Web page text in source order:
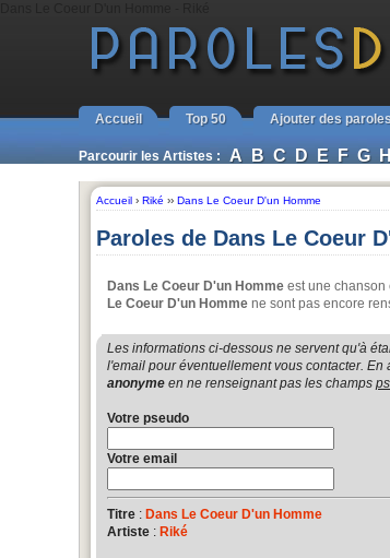
Accueil Top 50 Ajouter des
Parcourir les Artistes : A B C D E F G
Accueil › Riké ›› Dans Le Coeur D'un Homme
Paroles de Dans Le Coeur
Dans Le Coeur D'un Homme est une chanson
Le Coeur D'un Homme ne sont pas encore
Les informations ci-dessous ne servent qu'à
l'email pour éventuellement vous contacter.
anonyme en ne renseignant pas les champs
Votre pseudo
Votre email
Titre : Dans Le Coeur D'un Homme
Artiste : Riké